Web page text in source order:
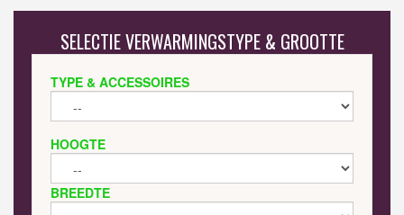
SELECTIE VERWARMINGSTYPE & GROOTTE
TYPE & ACCESSOIRES
HOOGTE
BREEDTE